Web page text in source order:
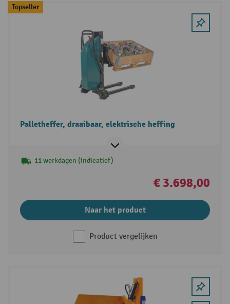
Topseller
Palletheffer, draaibaar, elektrische heffing
11 werkdagen (indicatief)
€ 3.698,00
Naar het product
Product vergelijken